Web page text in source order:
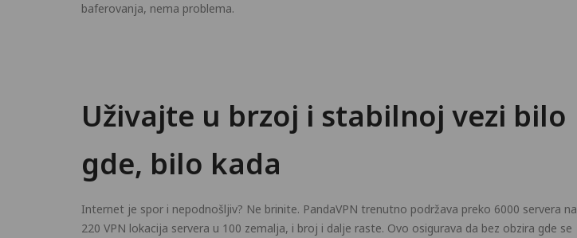
baferovanja, nema problema.
Uživajte u brzoj i stabilnoj vezi bilo
gde, bilo kada
Internet je spor i nepodnošljiv? Ne brinite. PandaVPN trenutno podržava preko 6000 servera na
220 VPN lokacija servera u 100 zemalja, i broj i dalje raste. Ovo osigurava da bez obzira gde se